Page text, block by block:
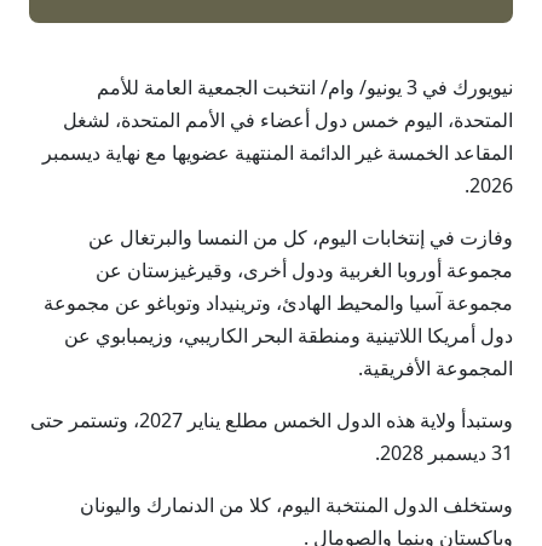
نيويورك في 3 يونيو/ وام/ انتخبت الجمعية العامة للأمم
المتحدة، اليوم خمس دول أعضاء في الأمم المتحدة، لشغل
المقاعد الخمسة غير الدائمة المنتهية عضويها مع نهاية ديسمبر
2026.
وفازت في إنتخابات اليوم، كل من النمسا والبرتغال عن
مجموعة أوروبا الغربية ودول أخرى، وقيرغيزستان عن
مجموعة آسيا والمحيط الهادئ، وترينيداد وتوباغو عن مجموعة
دول أمريكا اللاتينية ومنطقة البحر الكاريبي، وزيمبابوي عن
المجموعة الأفريقية.
وستبدأ ولاية هذه الدول الخمس مطلع يناير 2027، وتستمر حتى
31 ديسمبر 2028.
وستخلف الدول المنتخبة اليوم، كلا من الدنمارك واليونان
وباكستان وبنما والصومال .